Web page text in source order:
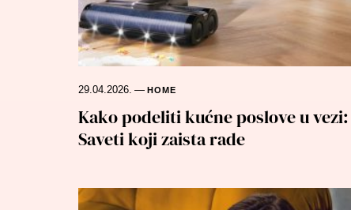
29.04.2026. — HOME
Kako podeliti kućne poslove u vezi:
Saveti koji zaista rade